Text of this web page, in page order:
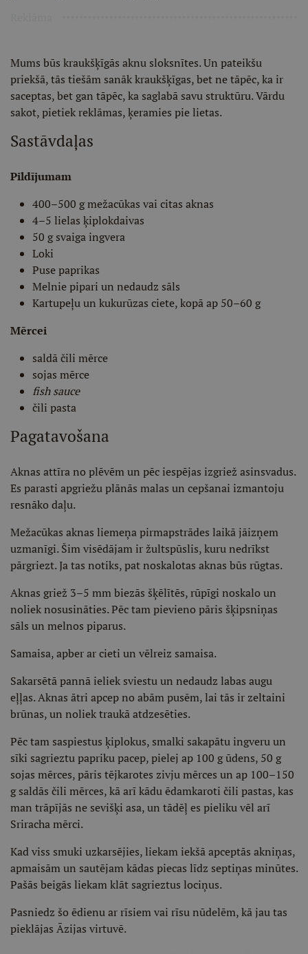
Mums būs kraukšķīgās aknu sloksnītes. Un pateikšu
priekšā, tās tiešām sanāk kraukšķīgas, bet ne tāpēc, ka ir
saceptas, bet gan tāpēc, ka saglabā savu struktūru. Vārdu
sakot, pietiek reklāmas, ķeramies pie lietas.
Sastāvdaļas
Pildījumam
400–500 g mežacūkas vai citas aknas
4–5 lielas ķiplokdaivas
50 g svaiga ingvera
Loki
Puse paprikas
Melnie pipari un nedaudz sāls
Kartupeļu un kukurūzas ciete, kopā ap 50–60 g
Mērcei
saldā čili mērce
sojas mērce
fish sauce
čili pasta
Pagatavošana
Aknas attīra no plēvēm un pēc iespējas izgriež asinsvadus.
Es parasti apgriežu plānās malas un cepšanai izmantoju
resnāko daļu.
Mežacūkas aknas liemeņa pirmapstrādes laikā jāizņem
uzmanīgi. Šim visēdājam ir žultspūslis, kuru nedrīkst
pārgriezt. Ja tas notiks, pat noskalotas aknas būs rūgtas.
Aknas griež 3–5 mm biezās šķēlītēs, rūpīgi noskalo un
noliek nosusināties. Pēc tam pievieno pāris šķipsniņas
sāls un melnos piparus.
Samaisa, apber ar cieti un vēlreiz samaisa.
Sakarsētā pannā ieliek sviestu un nedaudz labas augu
eļļas. Aknas ātri apcep no abām pusēm, lai tās ir zeltaini
brūnas, un noliek traukā atdzesēties.
Pēc tam saspiestus ķiplokus, smalki sakapātu ingveru un
sīki sagrieztu papriku pacep, pielej ap 100 g ūdens, 50 g
sojas mērces, pāris tējkarotes zivju mērces un ap 100–150
g saldās čili mērces, kā arī kādu ēdamkaroti čili pastas, kas
man trāpījās ne sevišķi asa, un tādēļ es pieliku vēl arī
Sriracha mērci.
Kad viss smuki uzkarsējies, liekam iekšā apceptās akniņas,
apmaisām un sautējam kādas piecas līdz septiņas minūtes.
Pašās beigās liekam klāt sagrieztus lociņus.
Pasniedz šo ēdienu ar rīsiem vai rīsu nūdelēm, kā jau tas
pieklājas Āzijas virtuvē.